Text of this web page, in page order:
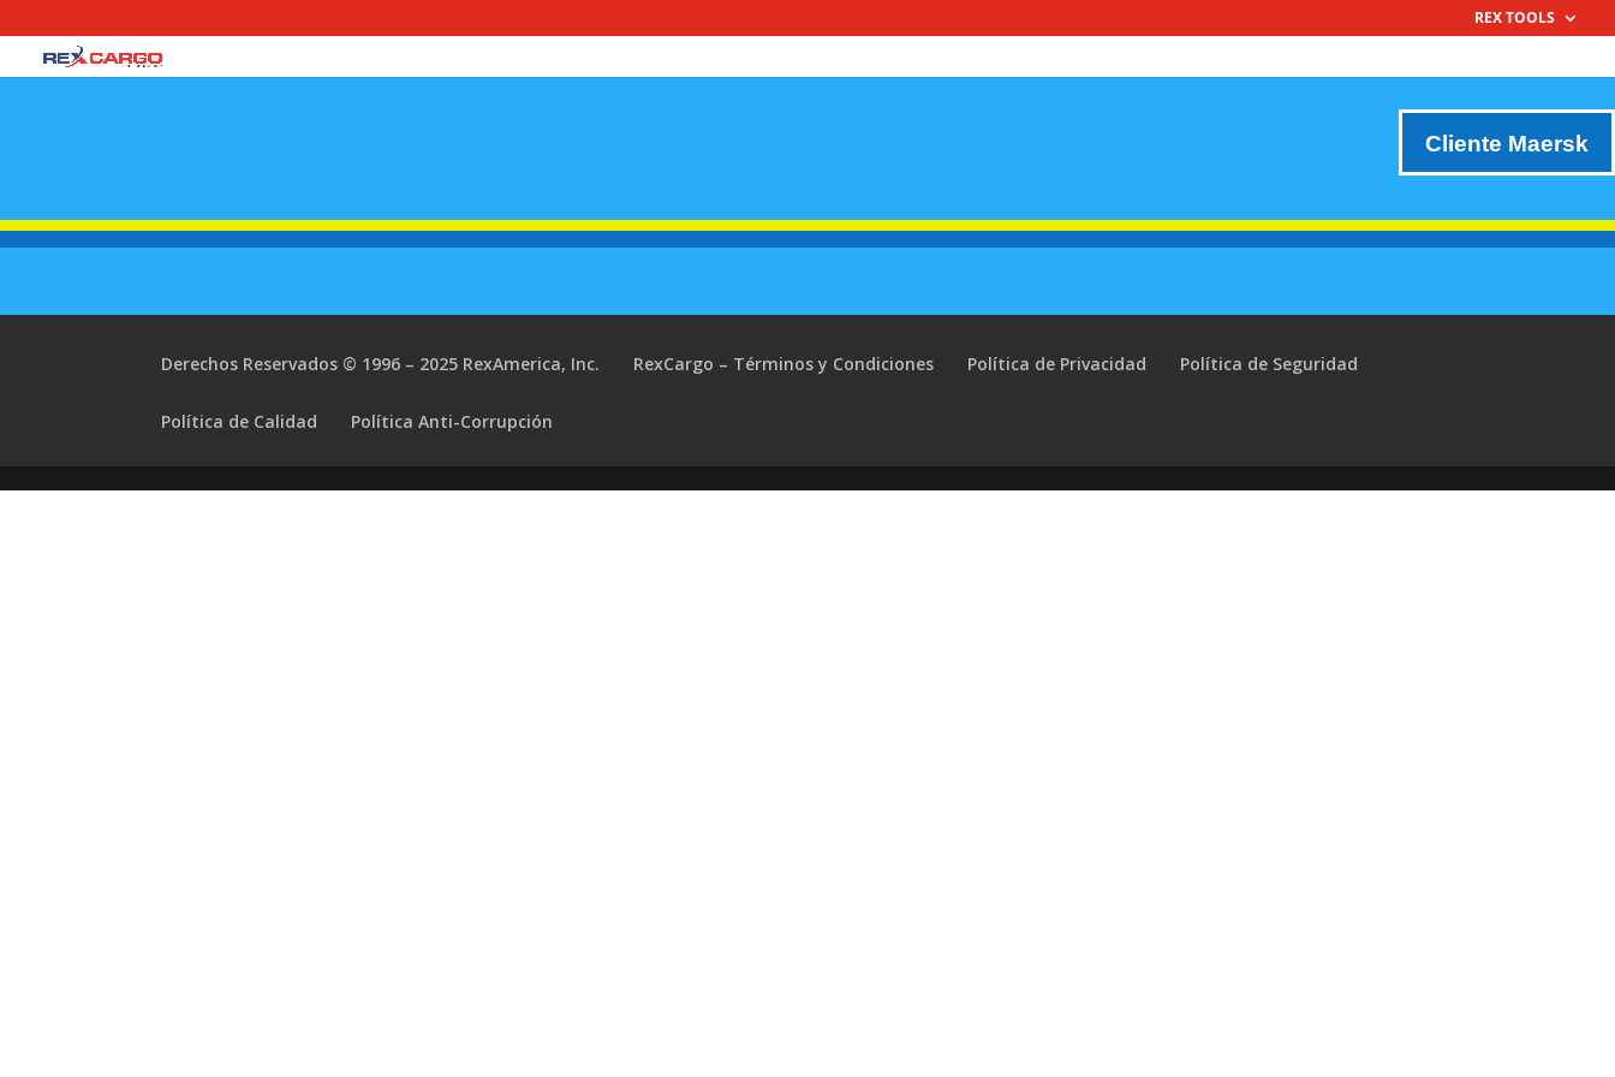
REX TOOLS
Cliente Maersk
Derechos Reservados © 1996 – 2025 RexAmerica, Inc. RexCargo – Términos y Condiciones Política de Privacidad Política de Seguridad
Política de Calidad Política Anti-Corrupción